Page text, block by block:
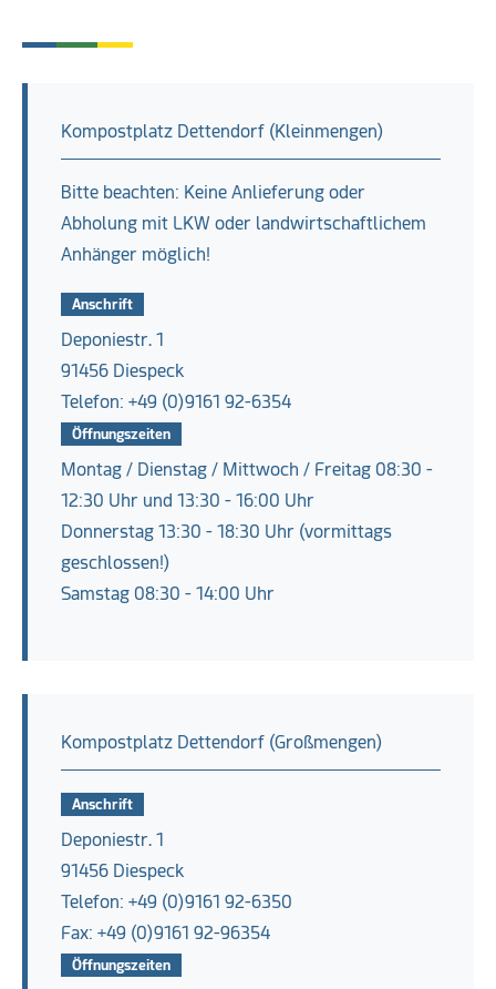
Kompostplatz Dettendorf (Kleinmengen)
Bitte beachten: Keine Anlieferung oder
Abholung mit LKW oder landwirtschaftlichem
Anhänger möglich!
Anschrift
Deponiestr. 1
91456 Diespeck
Telefon: +49 (0)9161 92-6354
Öffnungszeiten
Montag / Dienstag / Mittwoch / Freitag 08:30 -
12:30 Uhr und 13:30 - 16:00 Uhr
Donnerstag 13:30 - 18:30 Uhr (vormittags
geschlossen!)
Samstag 08:30 - 14:00 Uhr
Kompostplatz Dettendorf (Großmengen)
Anschrift
Deponiestr. 1
91456 Diespeck
Telefon: +49 (0)9161 92-6350
Fax: +49 (0)9161 92-96354
Öffnungszeiten